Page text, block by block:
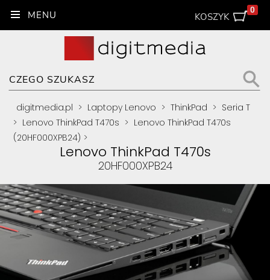
KOSZYK
0
digitmedia.pl > Laptopy Lenovo > ThinkPad > Seria T
> Lenovo ThinkPad T470s > Lenovo ThinkPad T470s
(20HF000XPB24) >
Lenovo ThinkPad T470s
20HF000XPB24